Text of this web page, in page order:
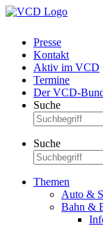
Presse
Kontakt
Aktiv im VCD
Termine
Der VCD-
Suche
Suche
Themen
Auto &
Bahn &